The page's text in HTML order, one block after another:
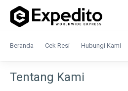
Beranda Cek Resi Hubungi Kami
Tentang Kami